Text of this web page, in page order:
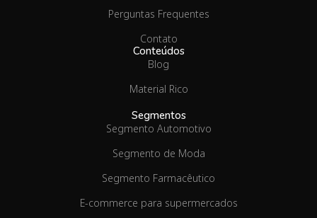
Perguntas Frequentes
Contato
Conteúdos
Blog
Material Rico
Segmentos
Segmento Automotivo
Segmento de Moda
Segmento Farmacêutico
E-commerce para supermercados